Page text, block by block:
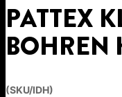
PATTEX
BOHREN
(SKU/IDH)